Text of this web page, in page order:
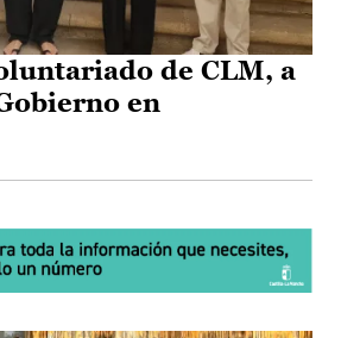
de CLM, a
en